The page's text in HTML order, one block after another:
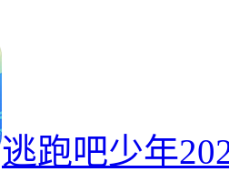
逃跑吧少年